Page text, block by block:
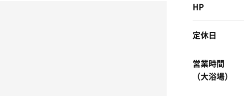
HP
定休日
営業時間
（大浴場）